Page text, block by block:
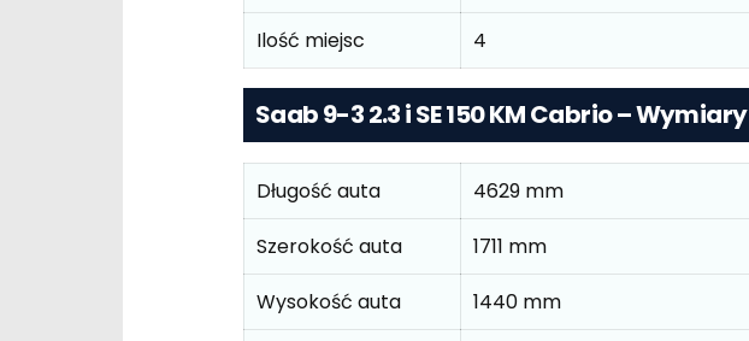
Ilość miejsc
4
Saab 9-3 2.3 i SE 150 KM Cabrio – Wymiary
Długość auta
4629 mm
Szerokość auta
1711 mm
Wysokość auta
1440 mm